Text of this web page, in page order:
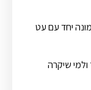
יחד עם עט
שיקרה